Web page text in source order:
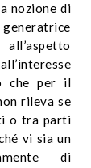
nozione di
generatrice
che per il
rileva se
o tra parti
vi sia un
di